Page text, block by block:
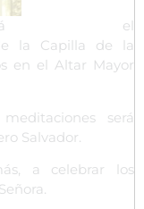
el
la Capilla de la
en el Altar Mayor
será
Salvador.
a celebrar los